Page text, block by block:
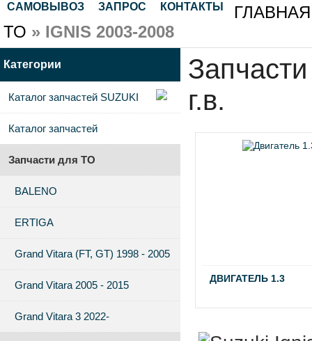
САМОВЫВОЗ ЗАПРОС КОНТАКТЫ ГЛАВНАЯ
ТО » IGNIS 2003-2008
г.в.
ДВИГАТЕЛЬ 1.3
Категории
Каталог запчастей SUZUKI
Каталог запчастей
Запчасти для ТО
BALENO
ERTIGA
Grand Vitara (FT, GT) 1998 - 2005
Grand Vitara 2005 - 2015
Grand Vitara 3 2022-